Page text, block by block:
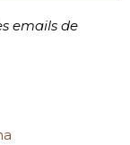
emails de